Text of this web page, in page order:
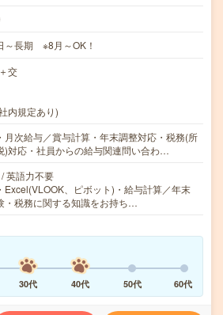
～長期 ※8月～OK！
交
内規定あり)
月次給与／賞与計算・年末調整対応・税務(所
)対応・社員からの給与関連問い合わ…
英語力不要
Excel(VLOOK、ピボット)・給与計算／年末
・税務に関する知識をお持ち…
30代 40代 50代 60代